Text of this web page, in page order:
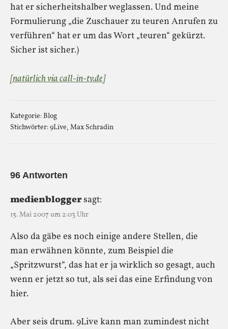
hat er sicherheitshalber weglassen. Und meine
Formulierung „die Zuschauer zu teuren Anrufen zu
verführen“ hat er um das Wort „teuren“ gekürzt.
Sicher ist sicher.)
[natürlich via call-in-tv.de]
Kategorie:Blog
Stichwörter:9Live, Max Schradin
96 Antworten
medienbloggersagt:
15. Mai 2007 um 2:03 Uhr
Also da gäbe es noch einige andere Stellen, die
man erwähnen könnte, zum Beispiel die
„Spritzwurst“, das hat er ja wirklich so gesagt, auch
wenn er jetzt so tut, als sei das eine Erfindung von
hier.
Aber seis drum. 9Live kann man zumindest nicht